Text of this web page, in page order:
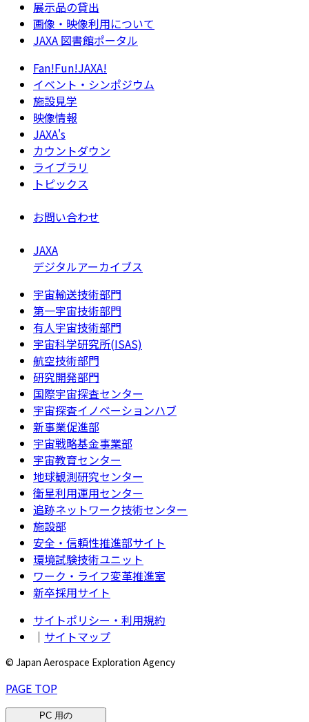
展示品の貸出
画像・映像利用について
JAXA 図書館ポータル
Fan!Fun!JAXA!
イベント・シンポジウム
施設見学
映像情報
JAXA's
カウントダウン
ライブラリ
トピックス
お問い合わせ
JAXA
デジタルアーカイブス
宇宙輸送技術部門
第一宇宙技術部門
有人宇宙技術部門
宇宙科学研究所(ISAS)
航空技術部門
研究開発部門
国際宇宙探査センター
宇宙探査イノベーションハブ
新事業促進部
宇宙戦略基金事業部
宇宙教育センター
地球観測研究センター
衛星利用運用センター
追跡ネットワーク技術センター
施設部
安全・信頼性推進部サイト
環境試験技術ユニット
ワーク・ライフ変革推進室
新卒採用サイト
サイトポリシー・利用規約
｜ サイトマップ
© Japan Aerospace Exploration Agency
PAGE TOP
PC 用の